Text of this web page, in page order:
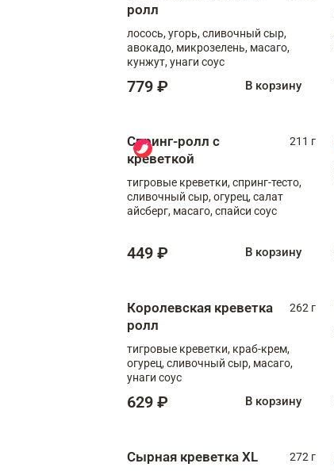
ролл
лосось, угорь, сливочный сыр,
авокадо, микрозелень, масаго,
кунжут, унаги соус
779 ₽ В корзину
Спринг-ролл с
креветкой
211 г
тигровые креветки, спринг-тесто,
сливочный сыр, огурец, салат
айсберг, масаго, спайси соус
449 ₽ В корзину
Королевская креветка
ролл
262 г
тигровые креветки, краб-крем,
огурец, сливочный сыр, масаго,
унаги соус
629 ₽ В корзину
Сырная креветка XL
272 г